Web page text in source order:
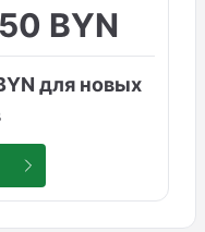
50 BYN
для новых